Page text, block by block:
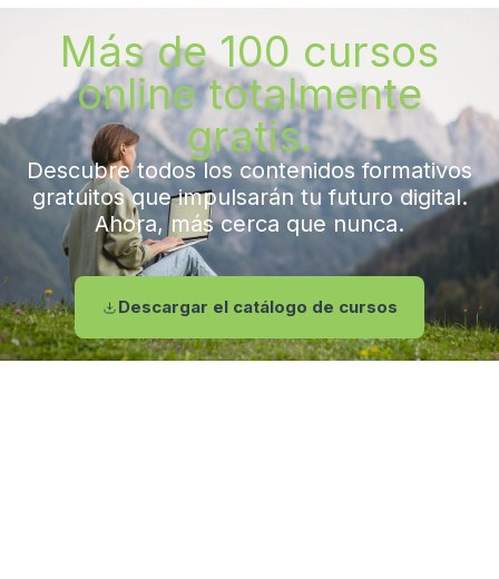
Más de 100 cursos
online totalmente
gratis.
Descubre todos los contenidos formativos
gratuitos que impulsarán tu futuro digital.
Ahora, más cerca que nunca.
Descargar el catálogo de cursos